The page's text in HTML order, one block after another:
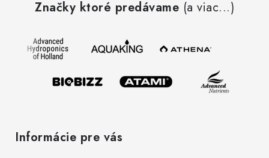
Značky ktoré predávame (a viac...)
Informácie pre vás